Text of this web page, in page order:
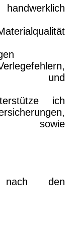
und
ich
sowie
nach den